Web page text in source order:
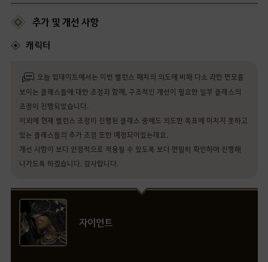
추가 및 개선 사항
캐릭터
오늘 업데이트에서는 이번 밸런스 패치의 의도에 비해 다소 과한 면모를
보이는 클래스들에 대한 조정과 함께, 구조적인 개선이 필요한 일부 클래스의
조정이 진행되었습니다.
이외에 현재 밸런스 조정이 진행된 클래스 중에도 의도한 목표에 미치지 못하고
있는 클래스들의 추가 조정 또한 예정되어있는데요.
개선 사항이 보다 안정적으로 적용될 수 있도록 보다 면밀히 확인하며 진행해
나가도록 하겠습니다. 감사합니다.
자이언트